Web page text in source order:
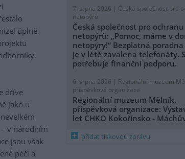
úplně,
dříve
jako u
v národním
jsou však
péči a
7. srpna 2026 | Česká společnost pro
netopýrů
Česká společnost pro ochranu
netopýrů: „Pomoc, máme v
netopýry!“ Bezplatná poradna
je v létě zavalena telefonáty.
potřebuje finanční podporu.
6. srpna 2026 | Regionální muzeum
příspěvková organizace
Regionální muzeum Mělník,
příspěvková organizace:
let CHKO Kokořínsko -
přidat tiskovou zprávu